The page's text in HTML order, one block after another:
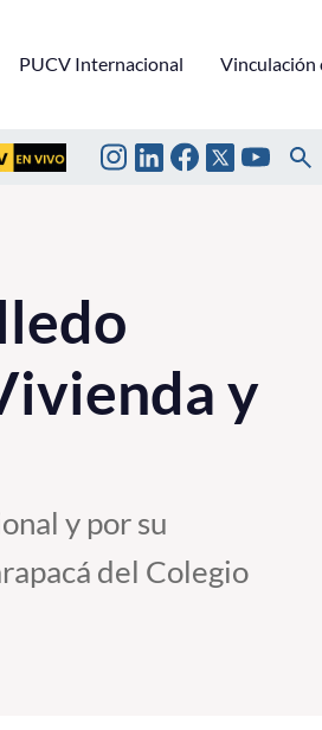
PUCV Internacional Vinculación
y
y por su
del Colegio